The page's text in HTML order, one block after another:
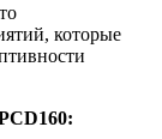
которые